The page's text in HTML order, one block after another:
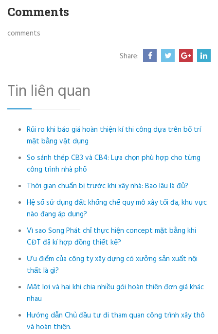
Comments
comments
Share:
Tin liên quan
Rủi ro khi báo giá hoàn thiện kí thi công dựa trên bố trí
mặt bằng vật dụng
So sánh thép CB3 và CB4: Lựa chọn phù hợp cho từng
công trình nhà phố
Thời gian chuẩn bị trước khi xây nhà: Bao lâu là đủ?
Hệ số sử dụng đất khống chế quy mô xây tối đa, khu vực
nào đang áp dụng?
Vì sao Song Phát chỉ thực hiện concept mặt bằng khi
CĐT đã kí hợp đồng thiết kế?
Ưu điểm của công ty xây dựng có xưởng sản xuất nội
thất là gì?
Mặt lợi và hại khi chia nhiều gói hoàn thiện đơn giá khác
nhau
Hướng dẫn Chủ đầu tư đi tham quan công trình xây thô
và hoàn thiện.